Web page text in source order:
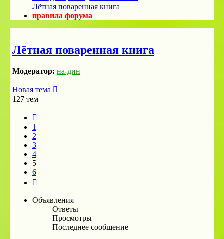
Лётная поваренная книга
правила форума
Лётная поваренная книга
Модератор: на-дин
Новая тема
127 тем
1
2
3
4
5
6
Объявления
Ответы
Просмотры
Последнее сообщение